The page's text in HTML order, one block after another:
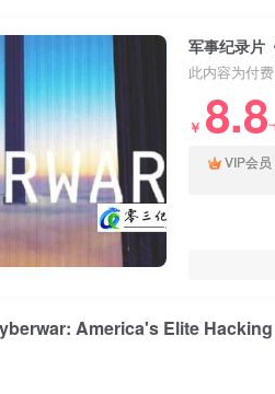
此内容为付
￥ 8.8
VIP会员
America's Elite